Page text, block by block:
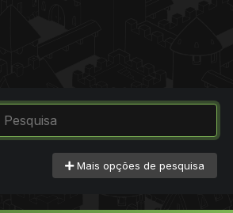
Mais opções de pesquisa